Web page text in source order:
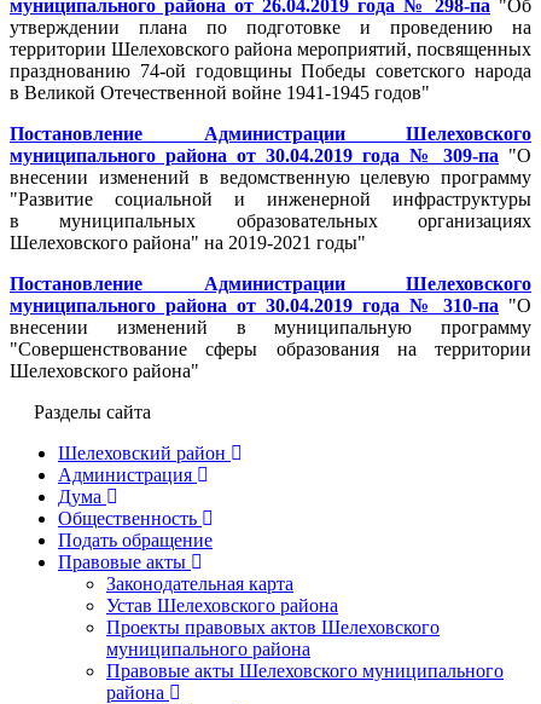
муниципального района от 26.04.2019 года № 298-па "Об
утверждении плана по подготовке и проведению на
территории Шелеховского района мероприятий, посвященных
празднованию 74-ой годовщины Победы советского народа
в Великой Отечественной войне 1941-1945 годов"
Постановление Администрации Шелеховского
муниципального района от 30.04.2019 года № 309-па "О
внесении изменений в ведомственную целевую программу
"Развитие социальной и инженерной инфраструктуры
в муниципальных образовательных организациях
Шелеховского района" на 2019-2021 годы"
Постановление Администрации Шелеховского
муниципального района от 30.04.2019 года № 310-па "О
внесении изменений в муниципальную программу
"Совершенствование сферы образования на территории
Шелеховского района"
Разделы сайта
Шелеховский район
Администрация
Дума
Общественность
Подать обращение
Правовые акты
Законодательная карта
Устав Шелеховского района
Проекты правовых актов Шелеховского
муниципального района
Правовые акты Шелеховского муниципального
района